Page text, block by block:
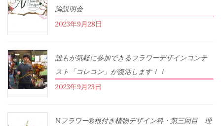
論説明会
2023年9月28日
誰もが気軽に参加できるフラワーデザインコンテ
スト「コレコン」が復活します！！
2023年9月23日
Nフラワー®根付き植物デザイン科・第三回目 理